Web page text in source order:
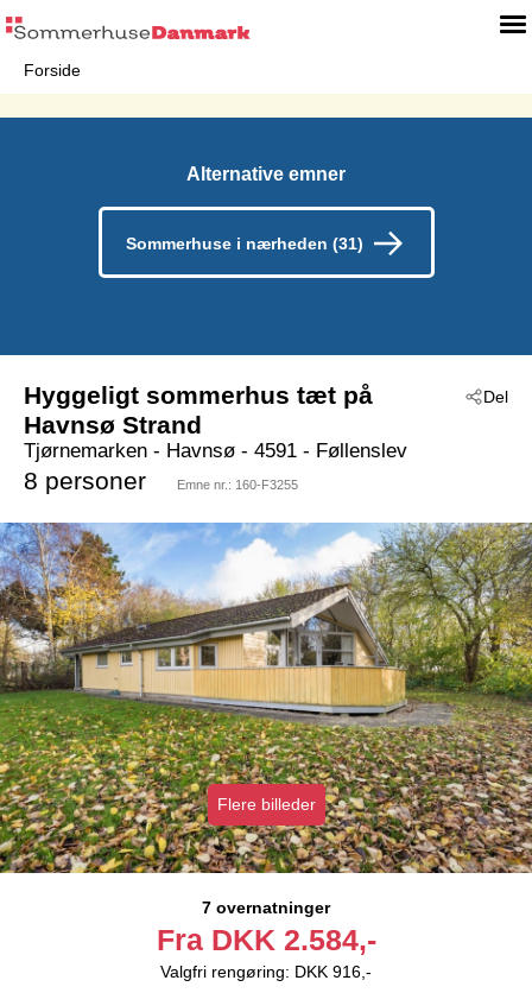
Forside
Alternative emner
Sommerhuse i nærheden (31)
Del
Hyggeligt sommerhus tæt på
Havnsø Strand
Tjørnemarken - Havnsø - 4591 - Føllenslev
8 personer Emne nr.: 160-F3255
Flere billeder
7 overnatninger
Fra DKK 2.584,-
Valgfri rengøring: DKK 916,-